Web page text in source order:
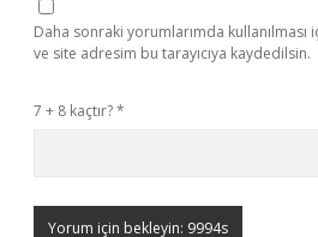
Daha sonraki yorumlarımda kullanılması
ve site adresim bu tarayıcıya kaydedilsin.
7 + 8 kaçtır?*